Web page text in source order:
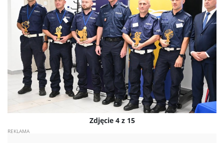
Zdjęcie 4 z 15